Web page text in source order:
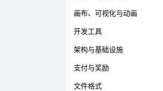
画布、可视化与动画
开发工具
架构与基础设施
支付与奖励
文件格式